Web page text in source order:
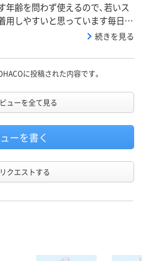
齢を問わず使えるので、若いス
しやすいと思っています毎日、
かりしていて長持ちします続きを見る
に投稿された内容です。
ューを全て見る
ーを書く
クエストする